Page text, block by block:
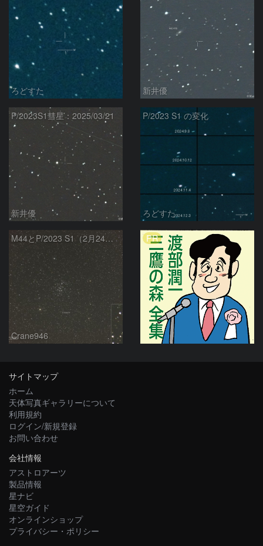
ろどすた 新井優
P/2023S1彗星：2025/03/21
新井優
P/2023 S1 の変化
ろどすた
M44とP/2023 S1（2月24日）
Crane946
PR
サイトマップ
ホーム
天体写真ギャラリーについて
利用規約
ログイン/新規登録
お問い合わせ
会社情報
アストロアーツ
製品情報
星ナビ
星空ガイド
オンラインショップ
プライバシー・ポリシー